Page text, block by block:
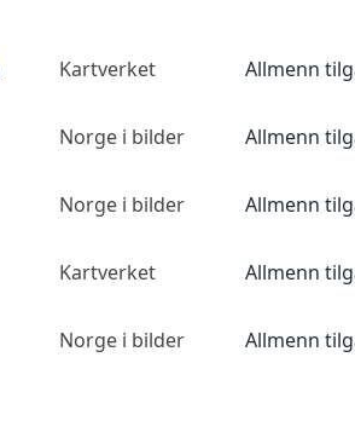
Kartverket Allmenn
Norge i bilder Allmenn
Norge i bilder Allmenn
Kartverket Allmenn
Norge i bilder Allmenn